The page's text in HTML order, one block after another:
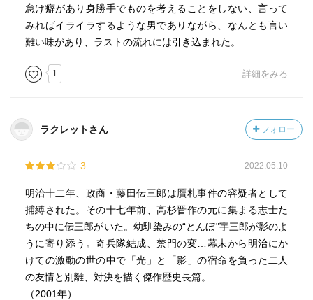
怠け癖があり身勝手でものを考えることをしない、言って
みればイライラするような男でありながら、なんとも言い
難い味があり、ラストの流れには引き込まれた。
1 詳細をみる
ラクレットさん フォロー
3 2022.05.10
明治十二年、政商・藤田伝三郎は贋札事件の容疑者として
捕縛された。その十七年前、高杉晋作の元に集まる志士た
ちの中に伝三郎がいた。幼馴染みの“とんぼ"宇三郎が影のよ
うに寄り添う。奇兵隊結成、禁門の変…幕末から明治にか
けての激動の世の中で「光」と「影」の宿命を負った二人
の友情と別離、対決を描く傑作歴史長篇。
（2001年）